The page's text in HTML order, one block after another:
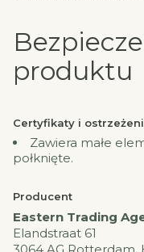
produktu
Certyfikaty i
Zawiera małe
połknięte.
Producent
Eastern Trading
Elandstraat 61